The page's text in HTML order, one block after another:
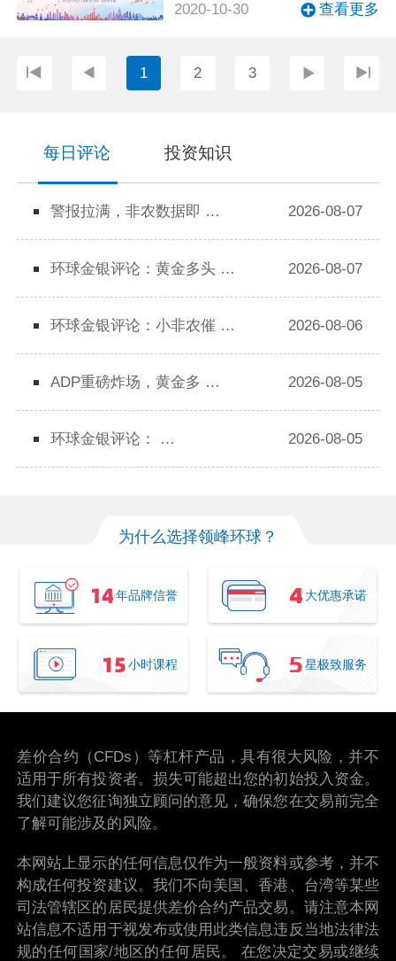
2020-10-30 查看更多
1 2 3
每日评论 投资知识
警报拉满，非农数据即 … 2026-08-07
环球金银评论：黄金多头 … 2026-08-07
环球金银评论：小非农催 … 2026-08-06
ADP重磅炸场，黄金多 … 2026-08-05
环球金银评论： … 2026-08-05
为什么选择领峰环球？
年品牌信誉 大优惠承诺
小时课程 星极致服务
差价合约（CFDs）等杠杆产品，具有很大风险，并不
适用于所有投资者。损失可能超出您的初始投入资金。
我们建议您征询独立顾问的意见，确保您在交易前完全
了解可能涉及的风险。
本网站上显示的任何信息仅作为一般资料或参考，并不
构成任何投资建议。我们不向美国、香港、台湾等某些
司法管辖区的居民提供差价合约产品交易。请注意本网
站信息不适用于视发布或使用此类信息违反当地法律法
规的任何国家/地区的任何居民。 在您决定交易或继续